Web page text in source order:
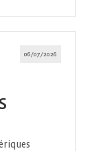
06/07/2026